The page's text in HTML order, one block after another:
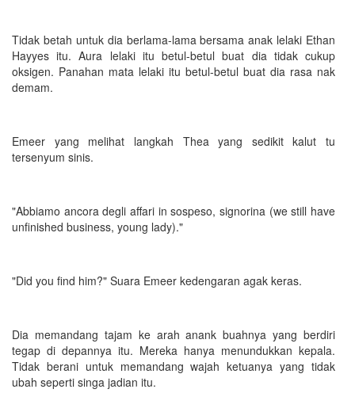
Tidak betah untuk dia berlama-lama bersama anak lelaki Ethan
Hayyes itu. Aura lelaki itu betul-betul buat dia tidak cukup
oksigen. Panahan mata lelaki itu betul-betul buat dia rasa nak
demam.
Emeer yang melihat langkah Thea yang sedikit kalut tu
tersenyum sinis.
"Abbiamo ancora degli affari in sospeso, signorina (we still have
unfinished business, young lady)."
"Did you find him?" Suara Emeer kedengaran agak keras.
Dia memandang tajam ke arah anank buahnya yang berdiri
tegap di depannya itu. Mereka hanya menundukkan kepala.
Tidak berani untuk memandang wajah ketuanya yang tidak
ubah seperti singa jadian itu.